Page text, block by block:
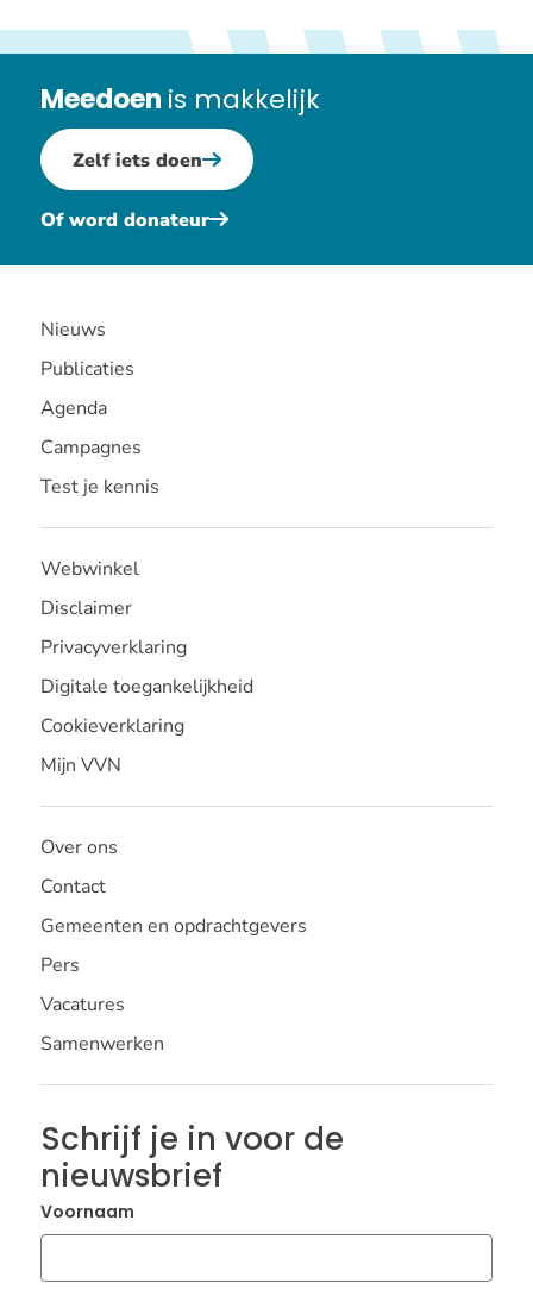
Meedoen is makkelijk
Zelf iets doen
Of word donateur
Nieuws
Publicaties
Agenda
Campagnes
Test je kennis
Webwinkel
Disclaimer
Privacyverklaring
Digitale toegankelijkheid
Cookieverklaring
Mijn VVN
Over ons
Contact
Gemeenten en opdrachtgevers
Pers
Vacatures
Samenwerken
Schrijf je in voor de
nieuwsbrief
Voornaam